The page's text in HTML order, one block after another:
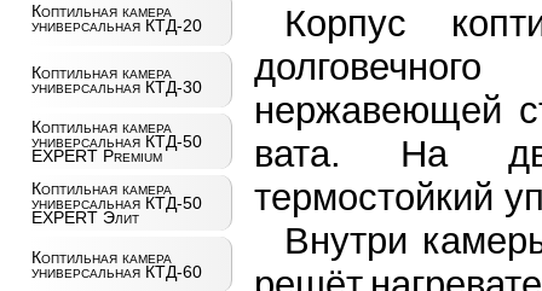
Коптильная камера
универсальная КТД-20
Коптильная камера
универсальная КТД-30
Коптильная камера
универсальная КТД-50
EXPERT Premium
Коптильная камера
универсальная КТД-50
EXPERT Элит
Коптильная камера
универсальная КТД-60
Корпус
нержавеющей
вата. На
термостойкий
Внутри